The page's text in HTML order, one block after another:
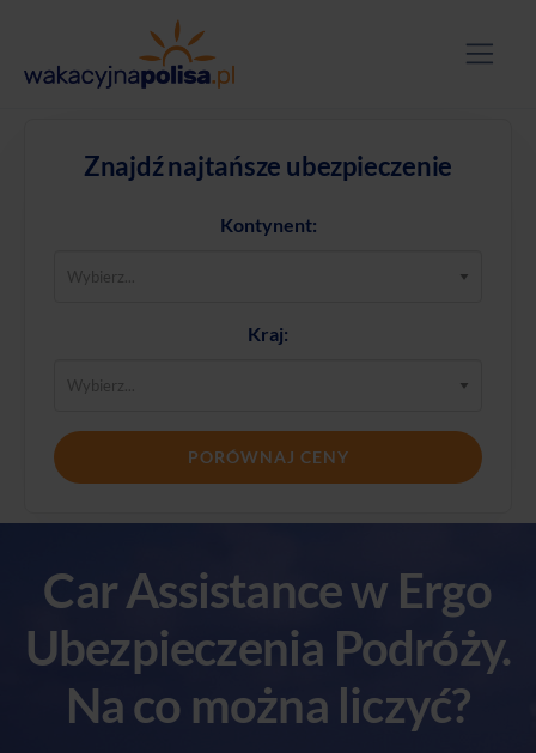
Znajdź najtańsze ubezpieczenie
Kontynent:
Kraj:
PORÓWNAJ CENY
Car Assistance w Ergo
Ubezpieczenia Podróży.
Na co można liczyć?